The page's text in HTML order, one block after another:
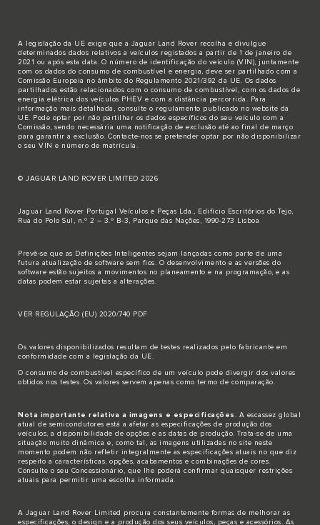
A legislação da UE exige que a Jaguar Land Rover recolha e divulgue
determinados dados relativos a veículos registados a partir de 1 de janeiro de
2021 ou após esta data. O número de identificação do veículo (VIN), juntamente
com os dados do consumo de combustível e energia, deve ser partilhado com a
Comissão Europeia no âmbito do Regulamento 2021/392 da UE. Os dados
partilhados estão relacionados com o consumo de combustível, com os dados de
energia elétrica dos veículos PHEV e com a distância percorrida. Para
informação mais detalhada, consulte o regulamento publicado no website da
UE. Pode optar por não partilhar os dados específicos do seu veículo com a
Comissão, sendo necessária uma notificação de exclusão até ao final de março
para garantir a exclusão. Contacte-nos se pretender optar por não disponibilizar
o seu VIN e número de matrícula.
© JAGUAR LAND ROVER LIMITED 2026
Jaguar Land Rover Portugal Veículos e Peças Lda., Edifício Escritórios do Tejo,
Rua do Polo Sul, n.º 2 – 3.º B-3, Parque das Nações, 1990-273 Lisboa
Prevê-se que as Definições Inteligentes sejam lançadas como parte de uma
futura atualização de software sem fios. O desenvolvimento e as versões do
software estão sujeitos a movimentos no planeamento e na programação, e as
datas podem estar sujeitas a alterações.
VER REGULAÇÃO (EU) 2020/740 PDF
Os valores disponibilizados resultam de testes realizados pelo fabricante em
conformidade com a legislação da UE.
O consumo de combustível específico de um veículo pode divergir dos valores
obtidos nos testes. Os valores servem apenas como termo de comparação.
Nota importante relativa a imagens e especificações . A escassez global
atual de semicondutores está a afetar as especificações de produção dos
veículos, a disponibilidade de opções e as datas de produção. Trata-se de uma
situação muito dinâmica e, como tal, as imagens utilizadas no site neste
momento podem não refletir integralmente as especificações atuais no que diz
respeito a características, opções, acabamentos e combinações de cores.
Consulte o seu Concessionário, que lhe poderá confirmar quaisquer restrições
atuais para permitir uma escolha informada.
A Jaguar Land Rover Limited procura constantemente formas de melhorar as
especificações, o design e a produção dos seus veículos, peças e acessórios. As